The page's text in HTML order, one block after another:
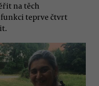
na těch
funkci teprve čtvrt